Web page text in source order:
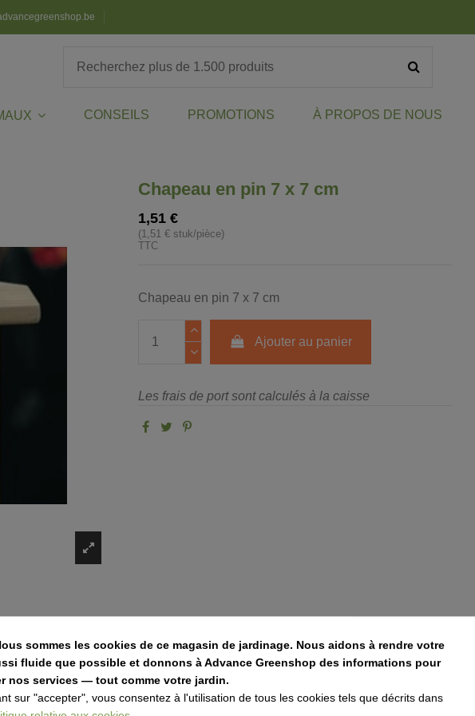
CONSEILS PROMOTIONS À PROPOS DE NOUS
Chapeau en pin 7 x 7 cm
1,51 €
(1,51 € stuk/pièce)
TTC
Chapeau en pin 7 x 7 cm
Ajouter au panier
Les frais de port sont calculés à la caisse
DE LIVRAISON
en pin.
sommes les cookies de ce magasin de jardinage. Nous aidons à rendre votre
fluide que possible et donnons à Advance Greenshop des informations pour
nos services — tout comme votre jardin.
sur "accepter", vous consentez à l'utilisation de tous les cookies tels que décrits dans